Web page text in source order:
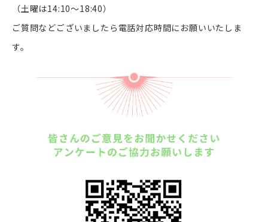
（土曜は14:10～18:40）
ご質問などございましたら電話対応時間にお願いいたしま
す。